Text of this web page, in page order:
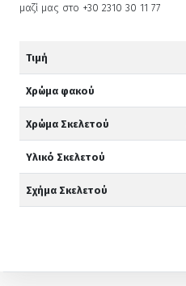
μαζί μας στο +30 2310 30 11 77
Τιμή
Χρώμα φακού
Χρώμα Σκελετού
Υλικό Σκελετού
Σχήμα Σκελετού